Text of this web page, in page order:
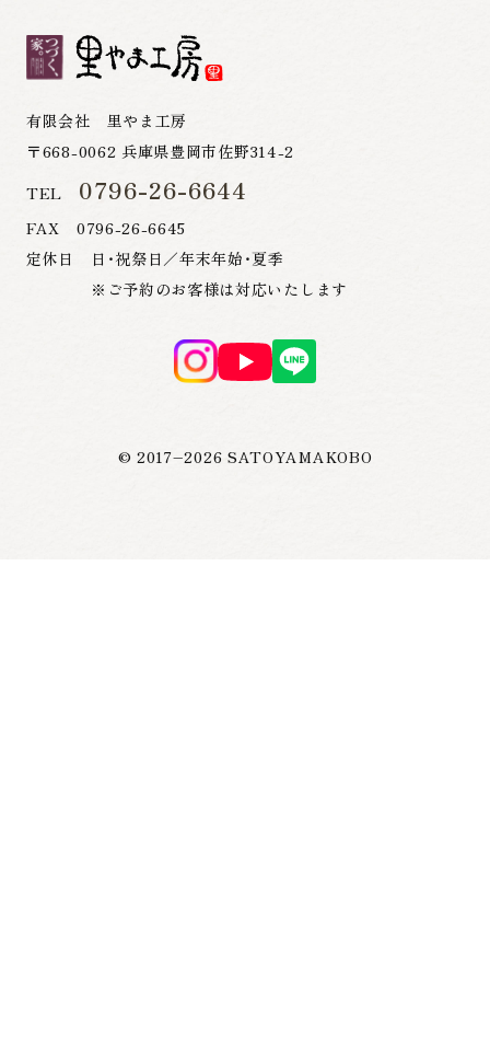
有限会社 里やま工房
〒668-0062 兵庫県豊岡市佐野314-2
TEL 0796-26-6644
FAX 0796-26-6645
定休日 日・祝祭日／年末年始・夏季
※ご予約のお客様は対応いたします
© 2017–2026 SATOYAMAKOBO